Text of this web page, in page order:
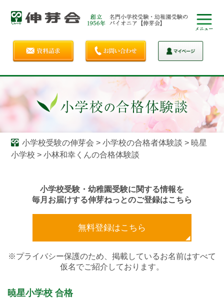
小学校受験の伸芽会 > 小学校の合格者体験談 > 暁星
小学校 > 小林和幸くんの合格体験談
小学校受験・幼稚園受験に関する情報を
毎月お届けする伸芽ねっとのご登録はこちら
無料登録はこちら
※プライバシー保護のため、掲載しているお名前はすべて
仮名でご紹介しております。
暁星小学校 合格